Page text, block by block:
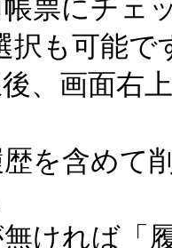
択も可能で
、画面右